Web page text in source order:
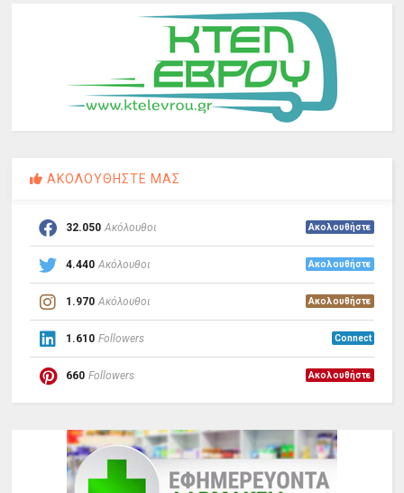
ΑΚΟΛΟΥΘΗΣΤΕ ΜΑΣ
32.050 Ακόλουθοι Ακολουθήστε
4.440 Ακόλουθοι Ακολουθήστε
1.970 Ακόλουθοι Ακολουθήστε
1.610 Followers Connect
660 Followers Ακολουθήστε